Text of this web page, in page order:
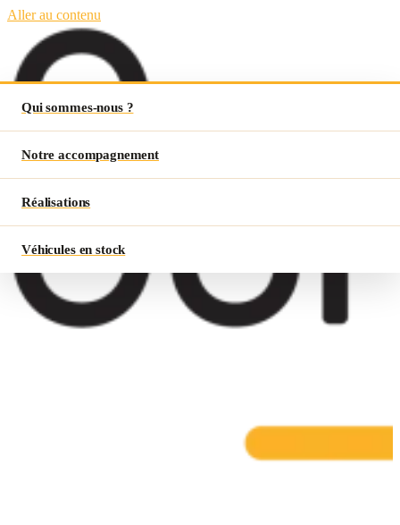
Aller au contenu
Qui sommes-nous ?
Notre accompagnement
Réalisations
Véhicules en stock